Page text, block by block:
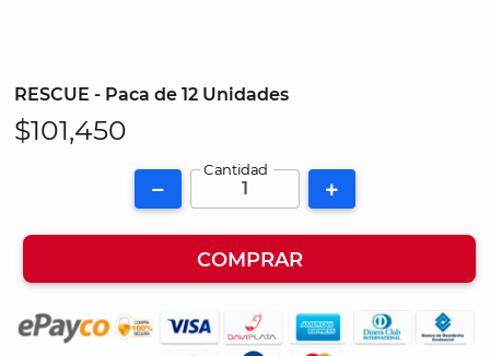
RESCUE - Paca de 12 Unidades
$101,450
Cantidad
COMPRAR